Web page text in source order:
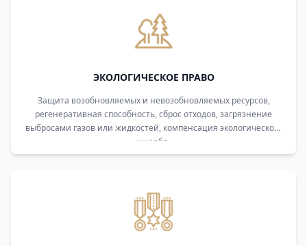
ЭКОЛОГИЧЕСКОЕ ПРАВО
Защита возобновляемых и невозобновляемых ресурсов,
регенеративная способность, сброс отходов, загрязнение
выбросами газов или жидкостей, компенсация экологического
ущерба.